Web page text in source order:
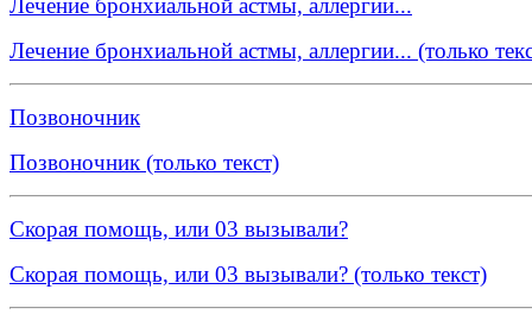
Лечение бронхиальной астмы, аллергии...
Лечение бронхиальной астмы, аллергии... (только
Позвоночник
Позвоночник (только текст)
Скорая помощь, или 03 вызывали?
Скорая помощь, или 03 вызывали? (только текст)